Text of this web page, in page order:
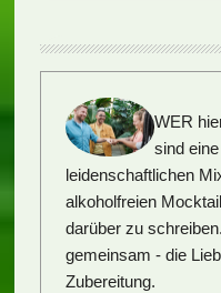
WER
sind
leidenschaftlichen
alkoholfreien
darüber zu
gemeinsam - die
Zubereitung.